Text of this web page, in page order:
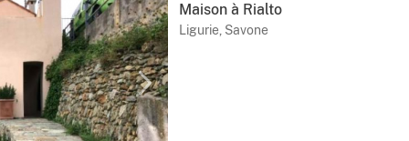
Maison à Rialto
Ligurie, Savone